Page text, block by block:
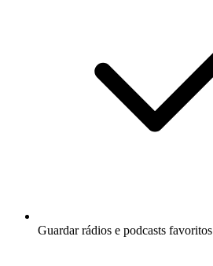
Guardar rádios e podcasts favoritos